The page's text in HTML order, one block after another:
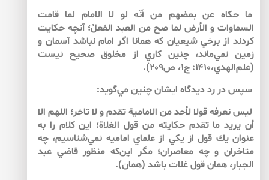
ما حكاه عن بعضهم من أنّه لو لا الامام لما قامت
السماوات و الأرض لما صح من العبد الفعلُ؛ آنچه حكايت
كردند از برخي شيعيان كه همانا اگر امام نباشد آسمان و
زمين نمي‌ماند، چنين كاري از مخلوق صحيح نيست
(علم‌الهدي،۱۴۱۰: ج۱، ص۲۰۹).
سپس در رد ديدگاه ايشان چنين مي‌گويد:
ليس نعرفه قولا لأحد من الامامية تقدم و لا تاخر؛ اللهم الا
أن يريد ما تقدم حكايته من قول الغلاة؛ اين كلام را به
عنوان يك قول از يكي از علماي اماميه نمي‌شناسيم، چه
متاخران و چه معاصران؛ مگر اين‌كه منظور قاضي عبد
الجبار، همان قول غلات باشد (همان).